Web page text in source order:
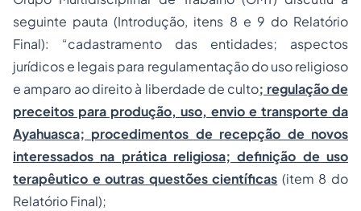
seguinte pauta (Introdução, itens 8 e 9 do Relatório
Final): “cadastramento das entidades; aspectos
jurídicos e legais para regulamentação do uso religioso
e amparo ao direito à liberdade de culto; regulação de
preceitos para produção, uso, envio e transporte da
Ayahuasca; procedimentos de recepção de novos
interessados na prática religiosa; definição de uso
terapêutico e outras questões científicas (item 8 do
Relatório Final);